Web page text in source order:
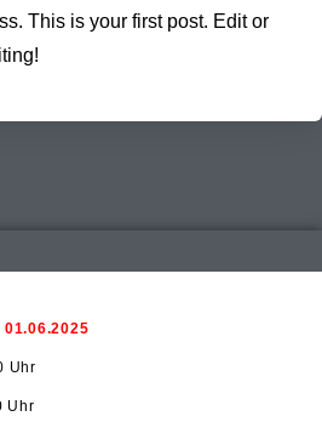
This is your first post. Edit or
Uhr